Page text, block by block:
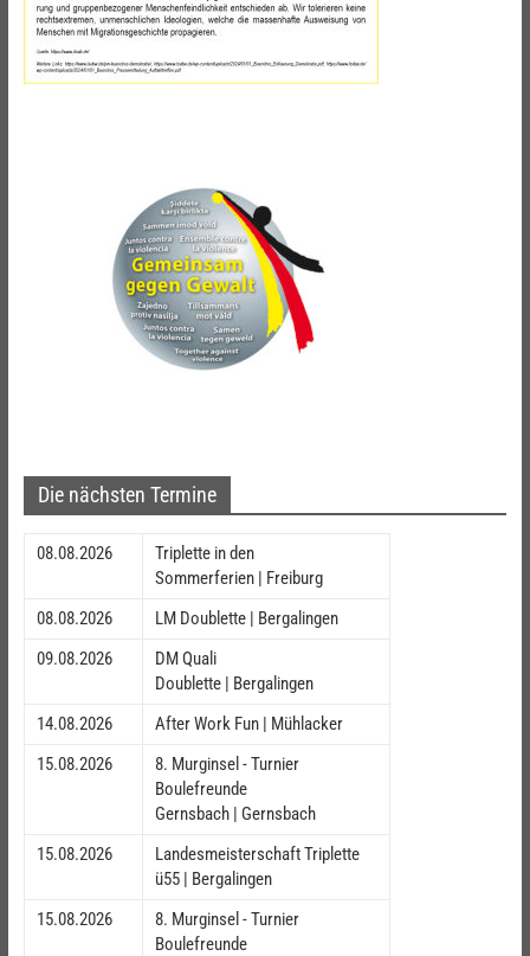
Die nächsten Termine
08.08.2026
Triplette in den
Sommerferien | Freiburg
08.08.2026
LM Doublette | Bergalingen
09.08.2026
DM Quali
Doublette | Bergalingen
14.08.2026
After Work Fun | Mühlacker
15.08.2026
8. Murginsel - Turnier
Boulefreunde
Gernsbach | Gernsbach
15.08.2026
Landesmeisterschaft Triplette
ü55 | Bergalingen
15.08.2026
8. Murginsel - Turnier
Boulefreunde